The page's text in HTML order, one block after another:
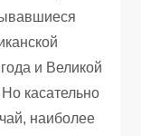
и Великой
касательно
наиболее